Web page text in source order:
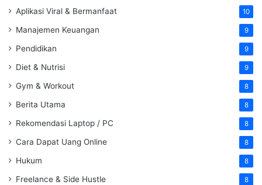
Aplikasi Viral & Bermanfaat 10
Manajemen Keuangan 9
Pendidikan 9
Diet & Nutrisi 9
Gym & Workout 8
Berita Utama 8
Rekomendasi Laptop / PC 8
Cara Dapat Uang Online 8
Hukum 8
Freelance & Side Hustle 8